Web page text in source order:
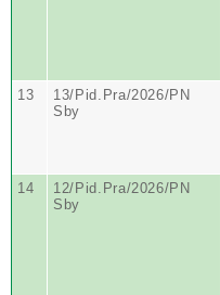
13
13/Pid.Pra/2026/PN
Sby
14
12/Pid.Pra/2026/PN
Sby